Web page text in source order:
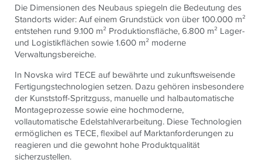
Die Dimensionen des Neubaus spiegeln die Bedeutung des
Standorts wider: Auf einem Grundstück von über 100.000 m²
entstehen rund 9.100 m² Produktionsfläche, 6.800 m² Lager-
und Logistikflächen sowie 1.600 m² moderne
Verwaltungsbereiche.
In Novska wird TECE auf bewährte und zukunftsweisende
Fertigungstechnologien setzen. Dazu gehören insbesondere
der Kunststoff-Spritzguss, manuelle und halbautomatische
Montageprozesse sowie eine hochmoderne,
vollautomatische Edelstahlverarbeitung. Diese Technologien
ermöglichen esTECE, flexibel auf Marktanforderungen zu
reagieren und die gewohnt hohe Produktqualität
sicherzustellen.